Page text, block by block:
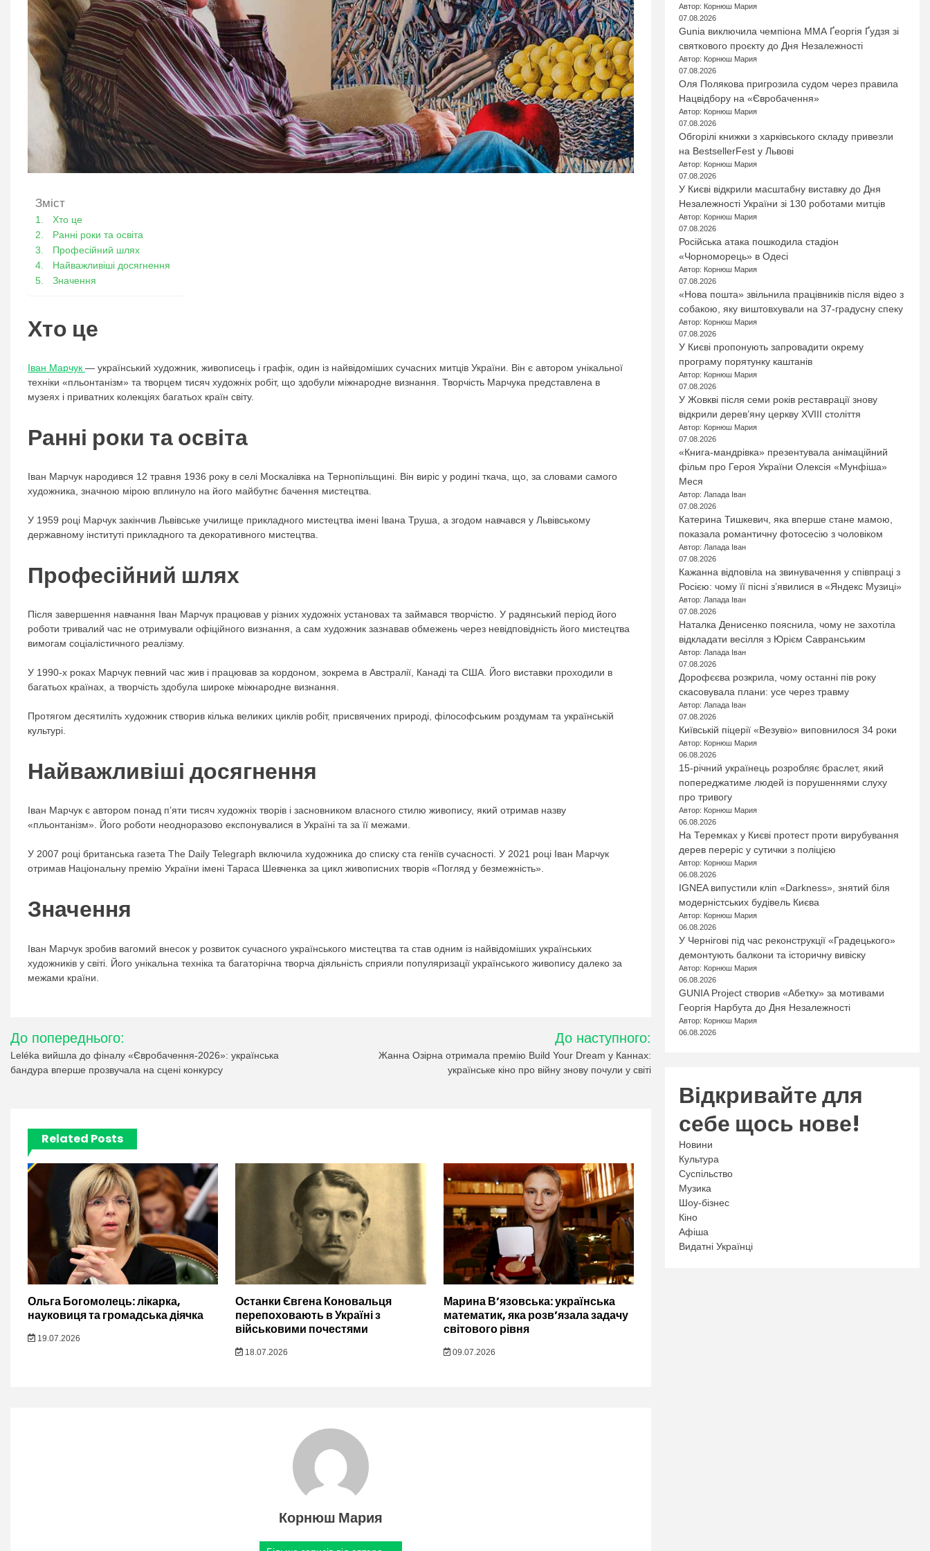
Зміст
Хто це
Ранні роки та освіта
Професійний шлях
Найважливіші досягнення
Значення
Хто це
Іван Марчук — український художник, живописець і графік, один із найвідоміших сучасних митців України. Він є автором унікальної
техніки «пльонтанізм» та творцем тисяч художніх робіт, що здобули міжнародне визнання. Творчість Марчука представлена в
музеях і приватних колекціях багатьох країн світу.
Ранні роки та освіта
Іван Марчук народився 12 травня 1936 року в селі Москалівка на Тернопільщині. Він виріс у родині ткача, що, за словами самого
художника, значною мірою вплинуло на його майбутнє бачення мистецтва.
У 1959 році Марчук закінчив Львівське училище прикладного мистецтва імені Івана Труша, а згодом навчався у Львівському
державному інституті прикладного та декоративного мистецтва.
Професійний шлях
Після завершення навчання Іван Марчук працював у різних художніх установах та займався творчістю. У радянський період його
роботи тривалий час не отримували офіційного визнання, а сам художник зазнавав обмежень через невідповідність його мистецтва
вимогам соціалістичного реалізму.
У 1990-х роках Марчук певний час жив і працював за кордоном, зокрема в Австралії, Канаді та США. Його виставки проходили в
багатьох країнах, а творчість здобула широке міжнародне визнання.
Протягом десятиліть художник створив кілька великих циклів робіт, присвячених природі, філософським роздумам та українській
культурі.
Найважливіші досягнення
Іван Марчук є автором понад п’яти тисяч художніх творів і засновником власного стилю живопису, який отримав назву
«пльонтанізм». Його роботи неодноразово експонувалися в Україні та за її межами.
У 2007 році британська газета The Daily Telegraph включила художника до списку ста геніїв сучасності. У 2021 році Іван Марчук
отримав Національну премію України імені Тараса Шевченка за цикл живописних творів «Погляд у безмежність».
Значення
Іван Марчук зробив вагомий внесок у розвиток сучасного українського мистецтва та став одним із найвідоміших українських
художників у світі. Його унікальна техніка та багаторічна творча діяльність сприяли популяризації українського живопису далеко за
межами країни.
Навігація
записів
До попереднього:
Leléka вийшла до фіналу «Євробачення-2026»: українська
бандура вперше прозвучала на сцені конкурсу
До наступного:
Жанна Озірна отримала премію Build Your Dream у Каннах:
українське кіно про війну знову почули у світі
Related Posts
Ольга Богомолець: лікарка,
науковиця та громадська діячка
19.07.2026
Останки Євгена Коновальця
перепоховають в Україні з
військовими почестями
18.07.2026
Марина В’язовська: українська
математик, яка розв’язала задачу
світового рівня
09.07.2026
Корнюш Мария
Автор: Корнюш Мария
07.08.2026
Gunia виключила чемпіона ММА Ґеоргія Ґудзя зі
святкового проєкту до Дня Незалежності
Автор: Корнюш Мария
07.08.2026
Оля Полякова пригрозила судом через правила
Нацвідбору на «Євробачення»
Автор: Корнюш Мария
07.08.2026
Обгорілі книжки з харківського складу привезли
на BestsellerFest у Львові
Автор: Корнюш Мария
07.08.2026
У Києві відкрили масштабну виставку до Дня
Незалежності України зі 130 роботами митців
Автор: Корнюш Мария
07.08.2026
Російська атака пошкодила стадіон
«Чорноморець» в Одесі
Автор: Корнюш Мария
07.08.2026
«Нова пошта» звільнила працівників після відео з
собакою, яку виштовхували на 37-градусну спеку
Автор: Корнюш Мария
07.08.2026
У Києві пропонують запровадити окрему
програму порятунку каштанів
Автор: Корнюш Мария
07.08.2026
У Жовкві після семи років реставрації знову
відкрили дерев’яну церкву XVIII століття
Автор: Корнюш Мария
07.08.2026
«Книга-мандрівка» презентувала анімаційний
фільм про Героя України Олексія «Мунфіша»
Меся
Автор: Лапада Іван
07.08.2026
Катерина Тишкевич, яка вперше стане мамою,
показала романтичну фотосесію з чоловіком
Автор: Лапада Іван
07.08.2026
Кажанна відповіла на звинувачення у співпраці з
Росією: чому її пісні з’явилися в «Яндекс Музиці»
Автор: Лапада Іван
07.08.2026
Наталка Денисенко пояснила, чому не захотіла
відкладати весілля з Юрієм Савранським
Автор: Лапада Іван
07.08.2026
Дорофєєва розкрила, чому останні пів року
скасовувала плани: усе через травму
Автор: Лапада Іван
07.08.2026
Київській піцерії «Везувіо» виповнилося 34 роки
Автор: Корнюш Мария
06.08.2026
15-річний українець розробляє браслет, який
попереджатиме людей із порушеннями слуху
про тривогу
Автор: Корнюш Мария
06.08.2026
На Теремках у Києві протест проти вирубування
дерев переріс у сутички з поліцією
Автор: Корнюш Мария
06.08.2026
IGNEA випустили кліп «Darkness», знятий біля
модерністських будівель Києва
Автор: Корнюш Мария
06.08.2026
У Чернігові під час реконструкції «Градецького»
демонтують балкони та історичну вивіску
Автор: Корнюш Мария
06.08.2026
GUNIA Project створив «Абетку» за мотивами
Георгія Нарбута до Дня Незалежності
Автор: Корнюш Мария
06.08.2026
Відкривайте для
себе щось нове!
Новини
Культура
Суспільство
Музика
Шоу-бізнес
Кіно
Афіша
Видатні Українці